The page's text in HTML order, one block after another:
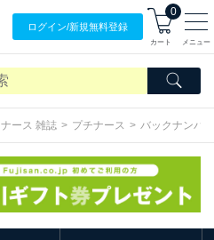
ログイン/新規無料登録
0
カート メニュー
ナース 雑誌 プチナース バックナンバー